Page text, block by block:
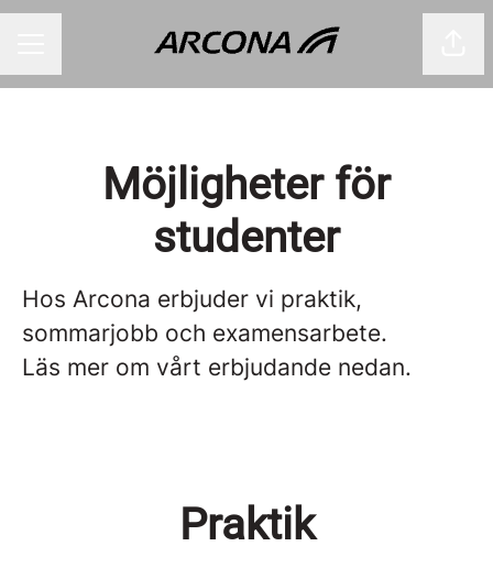
Möjligheter för
studenter
Hos Arcona erbjuder vi praktik,
sommarjobb och examensarbete.
Läs mer om vårt erbjudande nedan.
Praktik